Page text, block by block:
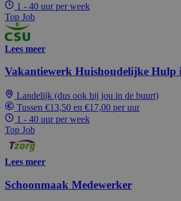
1 - 40 uur per week
Top Job
Lees meer
Vakantiewerk Huishoudelijke Hulp
Landelijk (dus ook bij jou in de buurt)
Tussen €13,50 en €17,00 per uur
1 - 40 uur per week
Top Job
Lees meer
Schoonmaak Medewerker